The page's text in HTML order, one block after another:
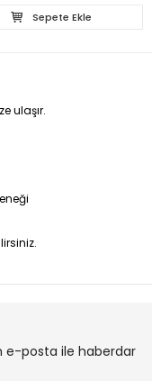
Sepete Ekle
ulaşır.
e-posta ile haberdar